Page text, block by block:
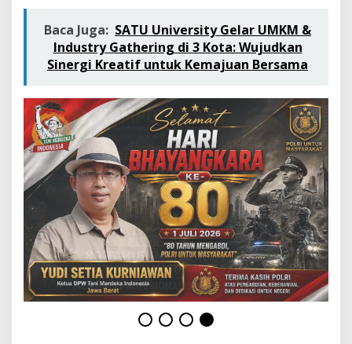
k
y
a
E
f
s
i
e
n
n
e
p
a
t
W
a
Baca Juga: SATU University Gelar UMKM &
Industry Gathering di 3 Kota: Wujudkan
Sinergi Kreatif untuk Kemajuan Bersama